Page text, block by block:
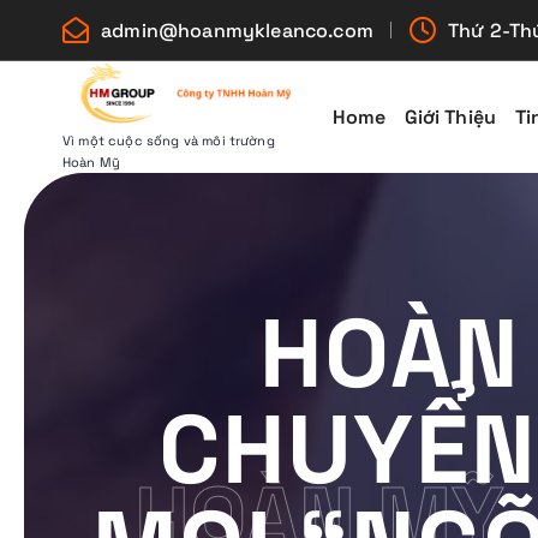
admin@hoanmykleanco.com Thứ 2-
Vì một cuộc sống và môi trường
Hoàn Mỹ
Home Giới Thiệu